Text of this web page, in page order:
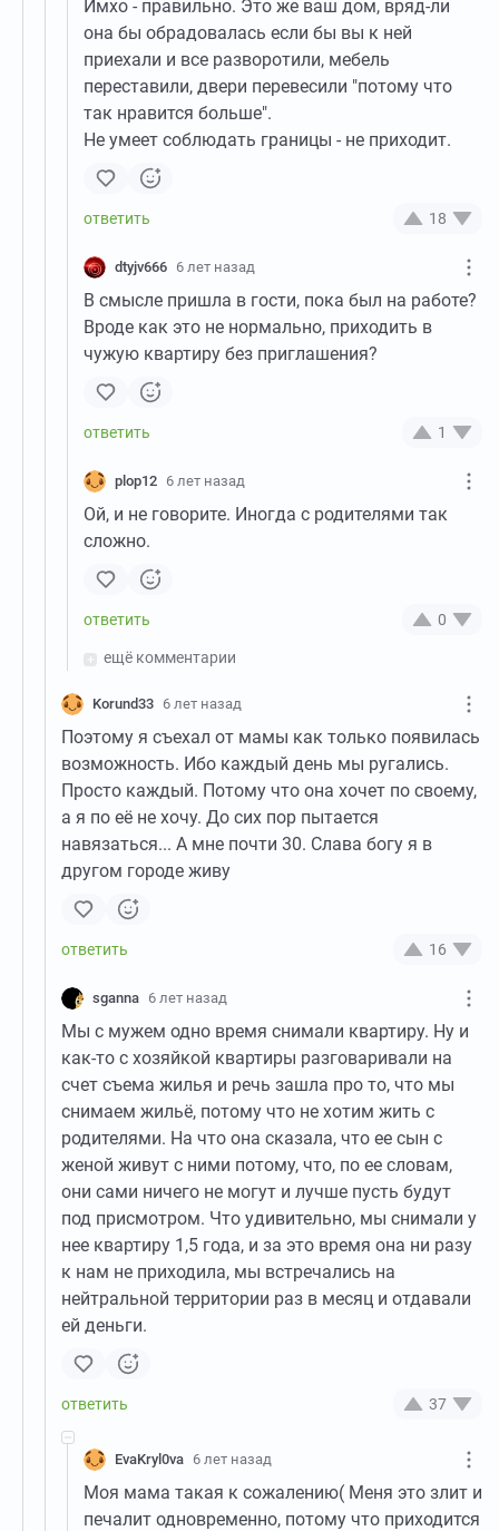
Имхо - правильно. Это же ваш дом, вряд-ли
она бы обрадовалась если бы вы к ней
приехали и все разворотили, мебель
переставили, двери перевесили "потому что
так нравится больше".
Не умеет соблюдать границы - не приходит.
18
dtyjv666 6 лет назад
В смысле пришла в гости, пока был на работе?
Вроде как это не нормально, приходить в
чужую квартиру без приглашения?
1
plop12 6 лет назад
Ой, и не говорите. Иногда с родителями так
сложно.
0
ещё комментарии
Korund33 6 лет назад
Поэтому я съехал от мамы как только появилась
возможность. Ибо каждый день мы ругались.
Просто каждый. Потому что она хочет по своему,
а я по её не хочу. До сих пор пытается
навязаться... А мне почти 30. Слава богу я в
другом городе живу
16
sganna 6 лет назад
Мы с мужем одно время снимали квартиру. Ну и
как-то с хозяйкой квартиры разговаривали на
счет съема жилья и речь зашла про то, что мы
снимаем жильё, потому что не хотим жить с
родителями. На что она сказала, что ее сын с
женой живут с ними потому, что, по ее словам,
они сами ничего не могут и лучше пусть будут
под присмотром. Что удивительно, мы снимали у
нее квартиру 1,5 года, и за это время она ни разу
к нам не приходила, мы встречались на
нейтральной территории раз в месяц и отдавали
ей деньги.
37
EvaKryl0va 6 лет назад
Моя мама такая к сожалению( Меня это злит и
печалит одновременно, потому что приходится